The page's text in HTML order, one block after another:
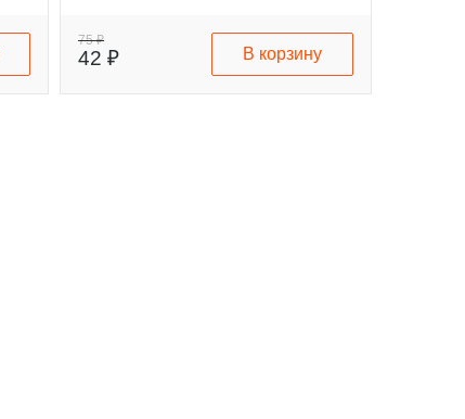
75 ₽
42 ₽ В корзину